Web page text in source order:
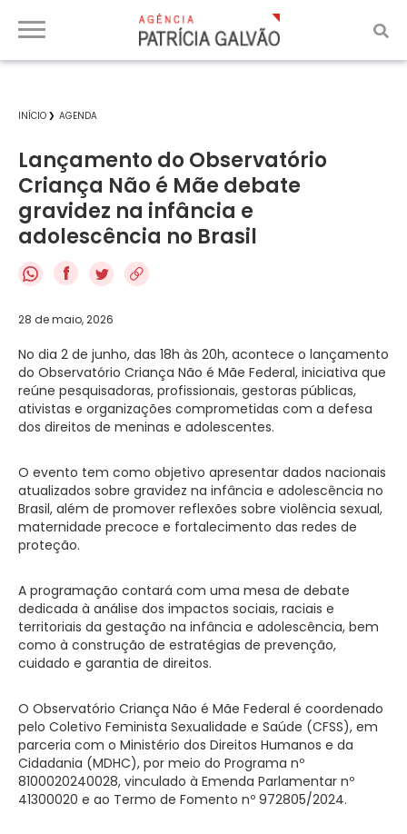
INÍCIO AGENDA
Lançamento do Observatório
Criança Não é Mãe debate
gravidez na infância e
adolescência no Brasil
f
28 de maio, 2026
No dia 2 de junho, das 18h às 20h, acontece o lançamento
do Observatório Criança Não é Mãe Federal, iniciativa que
reúne pesquisadoras, profissionais, gestoras públicas,
ativistas e organizações comprometidas com a defesa
dos direitos de meninas e adolescentes.
O evento tem como objetivo apresentar dados nacionais
atualizados sobre gravidez na infância e adolescência no
Brasil, além de promover reflexões sobre violência sexual,
maternidade precoce e fortalecimento das redes de
proteção.
A programação contará com uma mesa de debate
dedicada à análise dos impactos sociais, raciais e
territoriais da gestação na infância e adolescência, bem
como à construção de estratégias de prevenção,
cuidado e garantia de direitos.
O Observatório Criança Não é Mãe Federal é coordenado
pelo Coletivo Feminista Sexualidade e Saúde (CFSS), em
parceria com o Ministério dos Direitos Humanos e da
Cidadania (MDHC), por meio do Programa nº
8100020240028, vinculado à Emenda Parlamentar nº
41300020 e ao Termo de Fomento nº 972805/2024.